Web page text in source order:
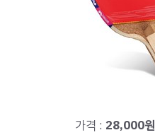
가격 : 28,000원